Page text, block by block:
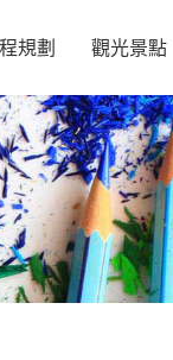
規劃 觀光景點